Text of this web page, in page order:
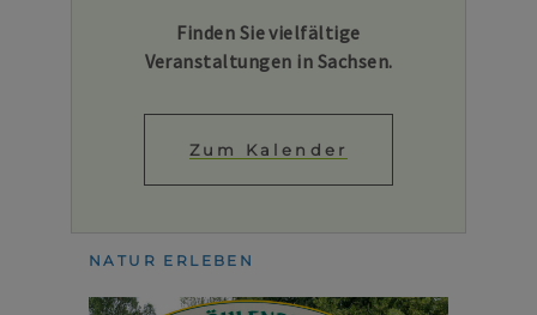
Finden Sie vielfältige
Veranstaltungen in Sachsen.
Zum Kalender
NATUR ERLEBEN